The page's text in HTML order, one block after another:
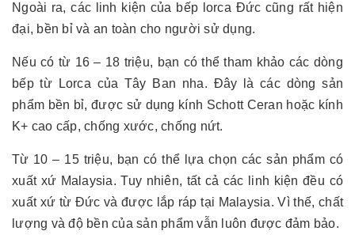
Ngoài ra, các linh kiện của bếp lorca Đức cũng rất hiện
đại, bền bỉ và an toàn cho người sử dụng.
Nếu có từ 16 – 18 triệu, bạn có thể tham khảo các dòng
bếp từ Lorca của Tây Ban nha. Đây là các dòng sản
phẩm bền bỉ, được sử dụng kính Schott Ceran hoặc kính
K+ cao cấp, chống xước, chống nứt.
Từ 10 – 15 triệu, bạn có thể lựa chọn các sản phẩm có
xuất xứ Malaysia. Tuy nhiên, tất cả các linh kiện đều có
xuất xứ từ Đức và được lắp ráp tại Malaysia. Vì thế, chất
lượng và độ bền của sản phẩm vẫn luôn được đảm bảo.